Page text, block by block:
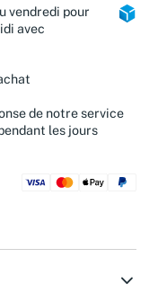
vendredi pour
avec
de notre service
les jours